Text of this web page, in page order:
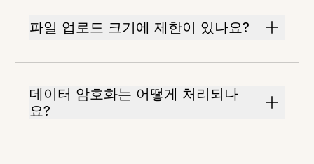
파일 업로드 크기에 제한이 있나요?
데이터 암호화는 어떻게 처리되나
요?